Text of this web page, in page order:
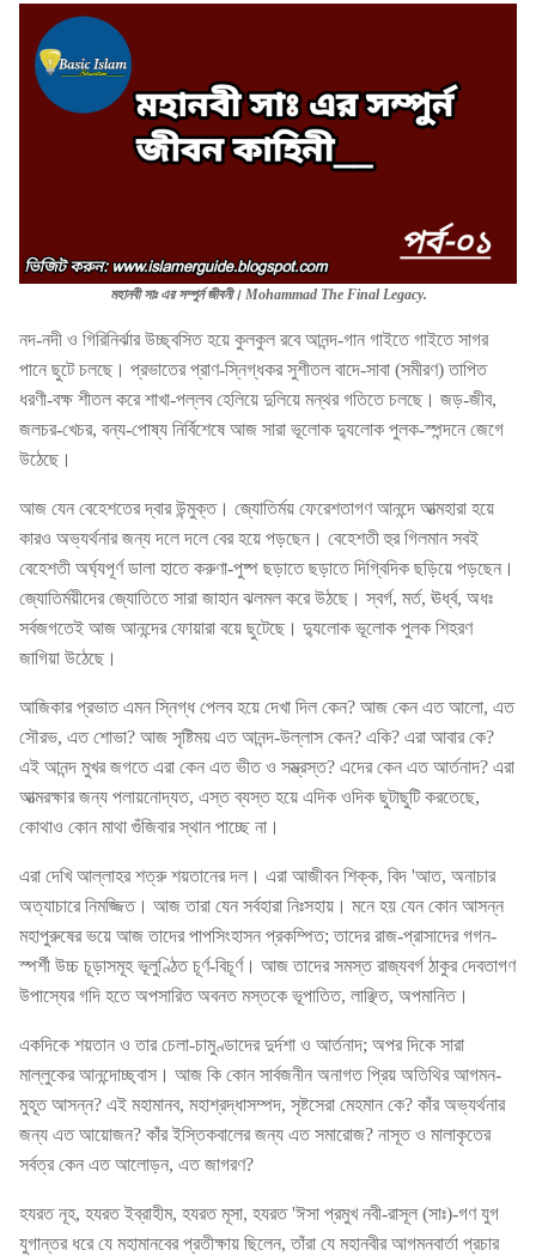
মহানবী সাঃ এর সম্পুর্ন জীবনী। Mohammad The Final Legacy.
নদ-নদী ও গিরিনির্ঝার উচ্ছ্বসিত হয়ে কুলকুল রবে আনন্দ-গান গাইতে গাইতে সাগর
পানে ছুটে চলছে। প্রভাতের প্রাণ-স্নিগ্ধকর সুশীতল বাদে-সাবা (সমীরণ) তাপিত
ধরণী-বক্ষ শীতল করে শাখা-পল্লব হেলিয়ে দুলিয়ে মন্থর গতিতে চলছে। জড়-জীব,
জলচর-খেচর, বন্য-পোষ্য নির্বিশেষে আজ সারা ভূলোক দ্যুলোক পুলক-স্পন্দনে জেগে
উঠেছে।
আজ যেন বেহেশতের দ্বার উন্মুক্ত। জ্যোতির্ময় ফেরেশতাগণ আনন্দে আত্মহারা হয়ে
কারও অভ্যর্থনার জন্য দলে দলে বের হয়ে পড়ছেন। বেহেশতী হুর গিলমান সবই
বেহেশতী অর্ঘ্যপূর্ণ ডালা হাতে করুণা-পুষ্প ছড়াতে ছড়াতে দিগ্বিদিক ছড়িয়ে পড়ছেন।
জ্যোতির্ময়ীদের জ্যোতিতে সারা জাহান ঝলমল করে উঠছে। স্বর্গ, মর্ত, ঊর্ধ্ব, অধঃ
সর্বজগতেই আজ আনন্দের ফোয়ারা বয়ে ছুটেছে। দ্যুলোক ভূলোক পুলক শিহরণ
জাগিয়া উঠেছে।
আজিকার প্রভাত এমন স্নিগ্ধ পেলব হয়ে দেখা দিল কেন? আজ কেন এত আলো, এত
সৌরভ, এত শোভা? আজ সৃষ্টিময় এত আনন্দ-উল্লাস কেন? একি? এরা আবার কে?
এই আনন্দ মুখর জগতে এরা কেন এত ভীত ও সম্ভ্রস্ত? এদের কেন এত আর্তনাদ? এরা
আত্মরক্ষার জন্য পলায়নোদ্যত, এস্ত ব্যস্ত হয়ে এদিক ওদিক ছুটাছুটি করতেছে,
কোথাও কোন মাথা গুঁজিবার স্থান পাচ্ছে না।
এরা দেখি আল্লাহর শত্রু শয়তানের দল। এরা আজীবন শিক্ক, বিদ 'আত, অনাচার
অত্যাচারে নিমজ্জিত। আজ তারা যেন সর্বহারা নিঃসহায়। মনে হয় যেন কোন আসন্ন
মহাপুরুষের ভয়ে আজ তাদের পাপসিংহাসন প্রকম্পিত; তাদের রাজ-প্রাসাদের গগন-
স্পর্শী উচ্চ চূড়াসমূহ ভূলুণ্ঠিত চূর্ণ-বিচূর্ণ। আজ তাদের সমস্ত রাজ্যবর্গ ঠাকুর দেবতাগণ
উপাস্যের গদি হতে অপসারিত অবনত মস্তকে ভূপাতিত, লাঞ্ছিত, অপমানিত।
একদিকে শয়তান ও তার চেলা-চামুণ্ডাদের দুর্দশা ও আর্তনাদ; অপর দিকে সারা
মাল্লুকের আনন্দোচ্ছ্বাস। আজ কি কোন সার্বজনীন অনাগত প্রিয় অতিথির আগমন-
মুহূত আসন্ন? এই মহামানব, মহাশ্রদ্ধাসম্পদ, সৃষ্টসেরা মেহমান কে? কাঁর অভ্যর্থনার
জন্য এত আয়োজন? কাঁর ইস্তিকবালের জন্য এত সমারোজ? নাসূত ও মালাকৃতের
সর্বত্র কেন এত আলোড়ন, এত জাগরণ?
হযরত নূহ, হযরত ইব্রাহীম, হযরত মূসা, হযরত 'ঈসা প্রমুখ নবী-রাসূল (সাঃ)-গণ যুগ
যুগান্তর ধরে যে মহামানবের প্রতীক্ষায় ছিলেন, তাঁরা যে মহানবীর আগমনবার্তা প্রচার